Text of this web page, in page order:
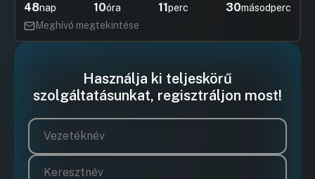
48nap 10óra 11perc 29másodperc
Meghívó megtekintése
Használja ki teljeskörű
szolgáltatásunkat, regisztráljon most!